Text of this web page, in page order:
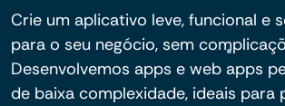
Crie um aplicativo leve, funcional e
para o seu negócio, sem
Desenvolvemos apps e web apps
de baixa complexidade, ideais para